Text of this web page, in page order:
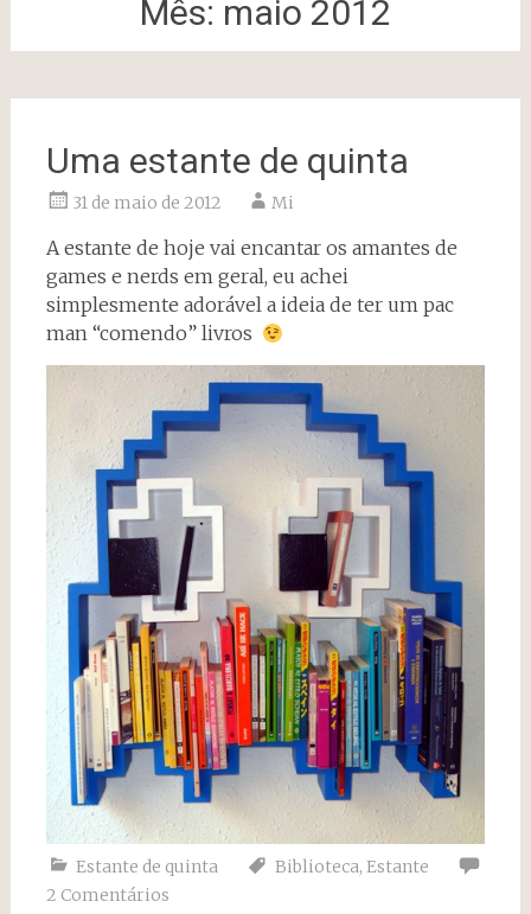
Mês: maio 2012
Uma estante de quinta
31 de maio de 2012 Mi
A estante de hoje vai encantar os amantes de
games e nerds em geral, eu achei
simplesmente adorável a ideia de ter um pac
man “comendo” livros
Estante de quinta Biblioteca, Estante
2 Comentários